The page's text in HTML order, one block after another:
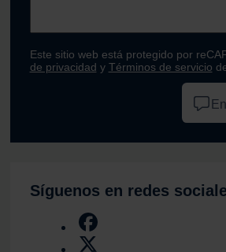
Este sitio web está protegido por
de privacidad y Términos de servicio
Síguenos en redes